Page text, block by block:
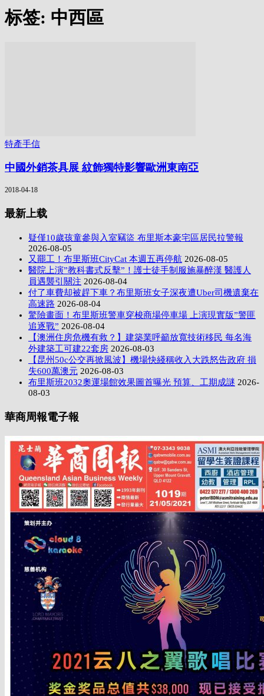
标签: 中西區
特產手信
中國外銷茶具展 紋飾獨特影響歐洲東南亞
2018-04-18
最新上载
疑僅10歲孩童參與入室竊盜 布里斯本豪宅區居民拉警報
2026-08-05
又罷工！布里斯班CityCat 本週五再停航 2026-08-05
醫院上演”教科書式反擊”！護士徒手制服施暴醉漢 醫護人
員遇襲引關注 2026-08-04
付了車費却被趕下車？布里斯班女子深夜遭Uber司機遺棄在
高速路 2026-08-04
驚險畫面！布里斯班警車穿梭商場停車場 上演現實版”警匪
追逐戰” 2026-08-04
【澳洲住房危機有救？】建築業呼籲放寬技術移民 每名海
外建築工可建22套房 2026-08-03
【昆州50c公交再掀風波】機場快綫稱收入大跌怒告政府 損
失600萬澳元 2026-08-03
布里斯班2032奧運場館效果圖首曝光 預算、工期成謎 2026-
08-03
華商周報電子報